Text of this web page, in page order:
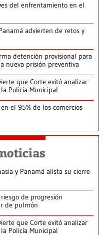
del enfrentamiento en el
advierten de retos y
detención provisional para
nueva prisión preventiva
que Corte evitó analizar
Policía Municipal
el 95% de los comercios
y Panamá alista su cierre
de progresión
de pulmón
que Corte evitó analizar
Policía Municipal